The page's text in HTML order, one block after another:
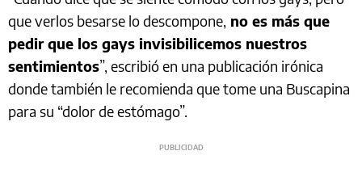
que verlos besarse lo descompone, no es más que
pedir que los gays invisibilicemos nuestros
sentimientos”, escribió en una publicación irónica
donde también le recomienda que tome una Buscapina
para su “dolor de estómago”.